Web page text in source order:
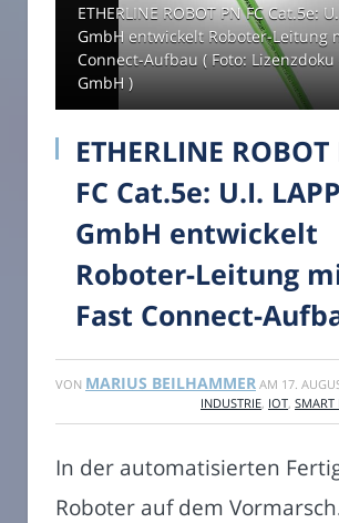
ETHERLINE ROBOT PN FC Cat.5e:
GmbH entwickelt Roboter-Leitung
Connect-Aufbau ( Foto: Lizenzdoku
GmbH )
ETHERLINE ROBOT
FC Cat.5e: U.I. LAPP
GmbH entwickelt
Roboter-Leitung
Fast Connect-
VON MARIUS BEILHAMMER AM 17.
INDUSTRIE IOT SMART
In der automatisierten
Roboter auf dem